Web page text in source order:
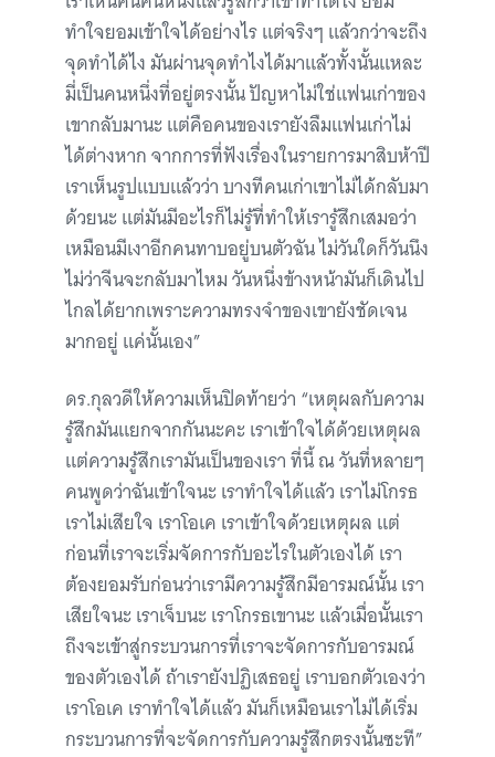
ทำใจยอมเข้าใจได้อย่างไร แต่จริงๆ แล้วกว่าจะถึง
จุดทำได้ไง มันผ่านจุดทำไงได้มาแล้วทั้งนั้นแหละ
มี่เป็นคนหนึ่งที่อยู่ตรงนั้น ปัญหาไม่ใช่แฟนเก่าของ
เขากลับมานะ แต่คือคนของเรายังลืมแฟนเก่าไม่
ได้ต่างหาก จากการที่ฟังเรื่องในรายการมาสิบห้าปี
เราเห็นรูปแบบแล้วว่า บางทีคนเก่าเขาไม่ได้กลับมา
ด้วยนะ แต่มันมีอะไรก็ไม่รู้ที่ทำให้เรารู้สึกเสมอว่า
เหมือนมีเงาอีกคนทาบอยู่บนตัวฉัน ไม่วันใดก็วันนึง
ไม่ว่าจีนจะกลับมาไหม วันหนึ่งข้างหน้ามันก็เดินไป
ไกลได้ยากเพราะความทรงจำของเขายังชัดเจน
มากอยู่ แค่นั้นเอง”
ดร.กุลวดีให้ความเห็นปิดท้ายว่า “เหตุผลกับความ
รู้สึกมันแยกจากกันนะคะ เราเข้าใจได้ด้วยเหตุผล
แต่ความรู้สึกเรามันเป็นของเรา ที่นี้ ณ วันที่หลายๆ
คนพูดว่าฉันเข้าใจนะ เราทำใจได้แล้ว เราไม่โกรธ
เราไม่เสียใจ เราโอเค เราเข้าใจด้วยเหตุผล แต่
ก่อนที่เราจะเริ่มจัดการกับอะไรในตัวเองได้ เรา
ต้องยอมรับก่อนว่าเรามีความรู้สึกมีอารมณ์นั้น เรา
เสียใจนะ เราเจ็บนะ เราโกรธเขานะ แล้วเมื่อนั้นเรา
ถึงจะเข้าสู่กระบวนการที่เราจะจัดการกับอารมณ์
ของตัวเองได้ ถ้าเรายังปฏิเสธอยู่ เราบอกตัวเองว่า
เราโอเค เราทำใจได้แล้ว มันก็เหมือนเราไม่ได้เริ่ม
กระบวนการที่จะจัดการกับความรู้สึกตรงนั้นซะที”